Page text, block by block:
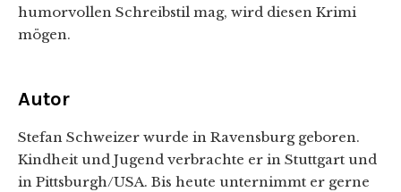
humorvollen Schreibstil mag, wird diesen Krimi
mögen.
Autor
Stefan Schweizer wurde in Ravensburg geboren.
Kindheit und Jugend verbrachte er in Stuttgart und
in Pittsburgh/USA. Bis heute unternimmt er gerne